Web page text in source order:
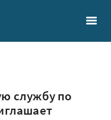
службу по